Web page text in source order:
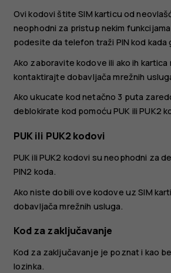
Ovi kodovi štite SIM karticu od
neophodni za pristup nekim
podesite da telefon traži PIN kod
Ako zaboravite kodove ili ako ih kartica
kontaktirajte dobavljača mrežnih
Ako ukucate kod netačno 3 puta
deblokirate kod pomoću PUK ili PUK2
PUK ili PUK2 kodovi
PUK ili PUK2 kodovi su neophodni za
PIN2 koda.
Ako niste dobili ove kodove uz SIM
dobavljača mrežnih usluga.
Kod za zaključavanje
Kod za zaključavanje je poznat i kao
lozinka.